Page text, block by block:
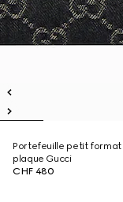
Portefeuille petit
plaque Gucci
CHF 480